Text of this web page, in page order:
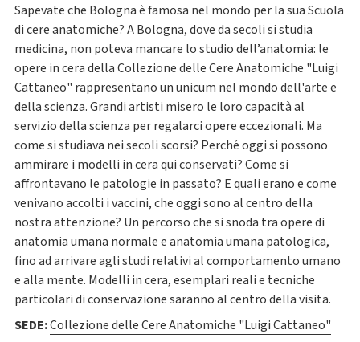
Sapevate che Bologna è famosa nel mondo per la sua Scuola
di cere anatomiche? A Bologna, dove da secoli si studia
medicina, non poteva mancare lo studio dell’anatomia: le
opere in cera della Collezione delle Cere Anatomiche "Luigi
Cattaneo" rappresentano un unicum nel mondo dell'arte e
della scienza. Grandi artisti misero le loro capacità al
servizio della scienza per regalarci opere eccezionali. Ma
come si studiava nei secoli scorsi? Perché oggi si possono
ammirare i modelli in cera qui conservati? Come si
affrontavano le patologie in passato? E quali erano e come
venivano accolti i vaccini, che oggi sono al centro della
nostra attenzione? Un percorso che si snoda tra opere di
anatomia umana normale e anatomia umana patologica,
fino ad arrivare agli studi relativi al comportamento umano
e alla mente. Modelli in cera, esemplari reali e tecniche
particolari di conservazione saranno al centro della visita.
SEDE:Collezione delle Cere Anatomiche "Luigi Cattaneo"